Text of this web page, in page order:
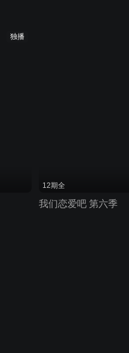
独播
12期全
我们恋爱吧 第六季